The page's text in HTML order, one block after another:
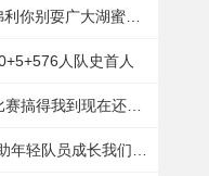
人队史首人